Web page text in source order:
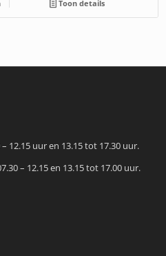
Toon details
12.15 uur en 13.15 tot 17.30 uur.
– 12.15 en 13.15 tot 17.00 uur.